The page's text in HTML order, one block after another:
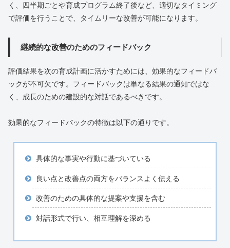
く、四半期ごとや育成プログラム終了後など、適切なタイミング
で評価を行うことで、タイムリーな改善が可能になります。
継続的な改善のためのフィードバック
評価結果を次の育成計画に活かすためには、効果的なフィードバ
ックが不可欠です。フィードバックは単なる結果の通知ではな
く、成長のための建設的な対話であるべきです。
効果的なフィードバックの特徴は以下の通りです。
具体的な事実や行動に基づいている
良い点と改善点の両方をバランスよく伝える
改善のための具体的な提案や支援を含む
対話形式で行い、相互理解を深める